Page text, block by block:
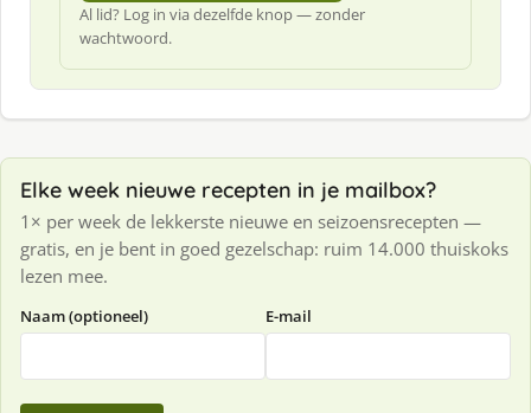
Al lid? Log in via dezelfde knop — zonder
wachtwoord.
Elke week nieuwe recepten in je mailbox?
1× per week de lekkerste nieuwe en seizoensrecepten —
gratis, en je bent in goed gezelschap: ruim 14.000 thuiskoks
lezen mee.
Naam (optioneel) E-mail